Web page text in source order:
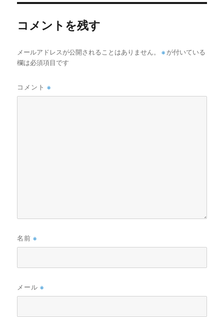
コメントを残す
メールアドレスが公開されることはありません。 ※ が付いている
欄は必須項目です
コメント※
名前※
メール※